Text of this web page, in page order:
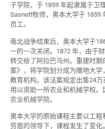
子学院，于 1859 年起隶属于卫
Sasnett牧师，奥本大学于 1859
员工。
南北战争结束后，奥本大学于
一的一次关闭。1872 年，由于
转交给了阿拉巴马州。重建时
案》，将学院划分成为赠地大
教育机构。该法案规定出售24万
用以资助一所农业和机械学校
农业机械学院。
奥本大学的原始课程主要以工程
劳恩的领导下，课程发生了变